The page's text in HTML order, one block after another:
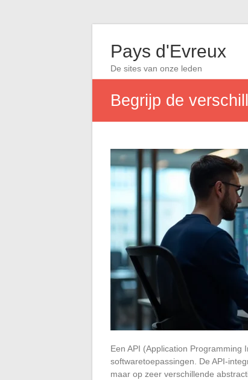
Pays d'Evreux
De sites van onze leden
Begrijp de
Een API (Application
softwaretoepassingen. De API-
maar op zeer verschillende